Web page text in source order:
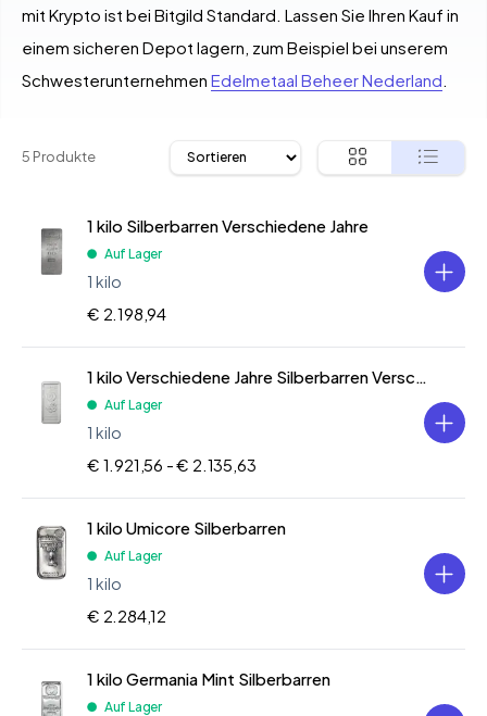
mit Krypto ist bei Bitgild Standard. Lassen Sie Ihren Kauf in
einem sicheren Depot lagern, zum Beispiel bei unserem
Schwesterunternehmen Edelmetaal Beheer Nederland.
5 Produkte
1 kilo Silberbarren Verschiedene Jahre
Auf Lager
1 kilo
€ 2.198,94
1 kilo Verschiedene Jahre Silberbarren Verschiedene Jahre
Auf Lager
1 kilo
€ 1.921,56 -€ 2.135,63
1 kilo Umicore Silberbarren
Auf Lager
1 kilo
€ 2.284,12
1 kilo Germania Mint Silberbarren
Auf Lager